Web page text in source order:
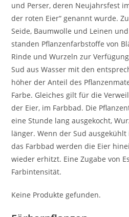
und Perser, deren Neujahrsfest
der roten Eier“ genannt wurde.
Seide, Baumwolle und Leinen
standen Pflanzenfarbstoffe von
Rinde und Wurzeln zur
Sud aus Wasser mit den
höher der Anteil des
Farbe. Gleiches gilt für die
der Eier, im Farbbad. Die
eine Stunde lang ausgekocht,
länger. Wenn der Sud
das Farbbad werden die Eier
wieder erhitzt. Eine Zugabe von
Farbintensität.
Keine Produkte gefunden.